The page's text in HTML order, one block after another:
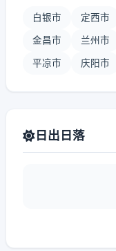
白银市 定西市
金昌市 兰州市
平凉市 庆阳市
日出日落